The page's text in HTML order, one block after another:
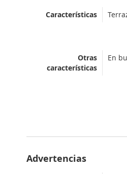
Características
Otras
características
En
Advertencias